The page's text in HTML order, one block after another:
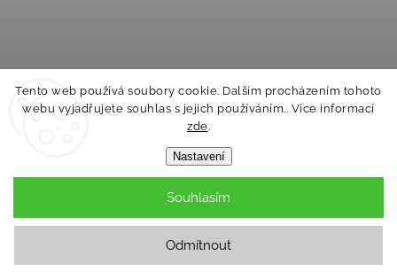
Tento web používá soubory cookie. Dalším procházením tohoto
webu vyjadřujete souhlas s jejich používáním.. Více informací
zde.
Nastavení
Odmítnout
Souhlasím
ALBI Vykopej poklady! Starověký Řím malý